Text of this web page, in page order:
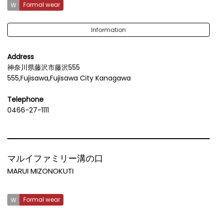
Formal wear
Information
Address
神奈川県藤沢市藤沢555
555,Fujisawa,Fujisawa City Kanagawa
Telephone
0466-27-1111
マルイファミリー溝の口
MARUI MIZONOKUTI
Formal wear